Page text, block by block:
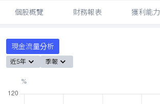
個股概覽 財務報表 獲利能力
現金流量分析
近5年 季報